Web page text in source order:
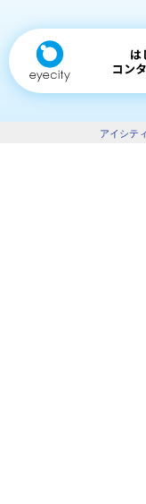
は
コン
アイシテ